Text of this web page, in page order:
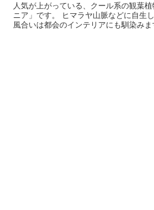
人気が上がっている、クール系の観葉
ニア」です。 ヒマラヤ山脈などに自生
風合いは都会のインテリアにも馴染みま